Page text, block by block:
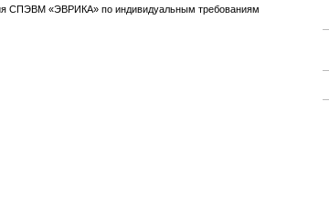
СПЭВМ «ЭВРИКА» по индивидуальным требованиям